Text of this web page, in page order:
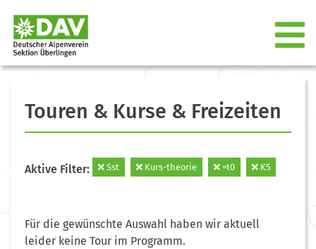
Touren & Kurse & Freizeiten
Aktive Filter: Sst Kurs-theorie =t0 K5
Für die gewünschte Auswahl haben wir aktuell
leider keine Tour im Programm.